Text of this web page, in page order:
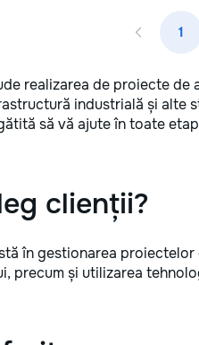
1
realizarea de proiecte de
industrială și alte
să vă ajute în toate
clienții?
în gestionarea
precum și utilizarea